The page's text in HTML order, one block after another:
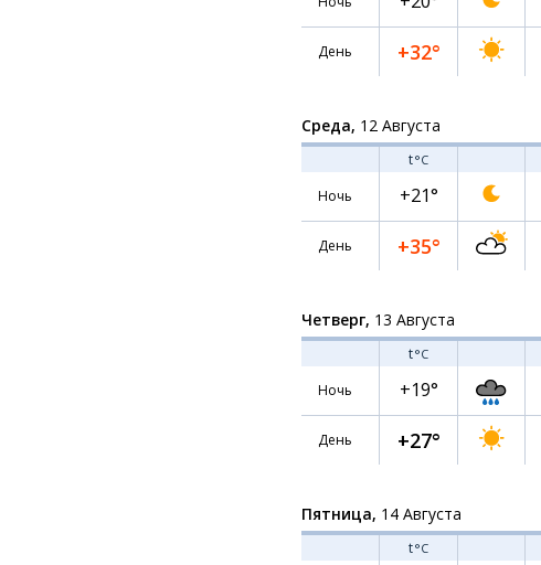
День +32°
Среда, 12 Августа
t°C
Ночь
+21°
День +35°
Четверг, 13 Августа
t°C
Ночь
+19°
День +27°
Пятница, 14 Августа
t°C